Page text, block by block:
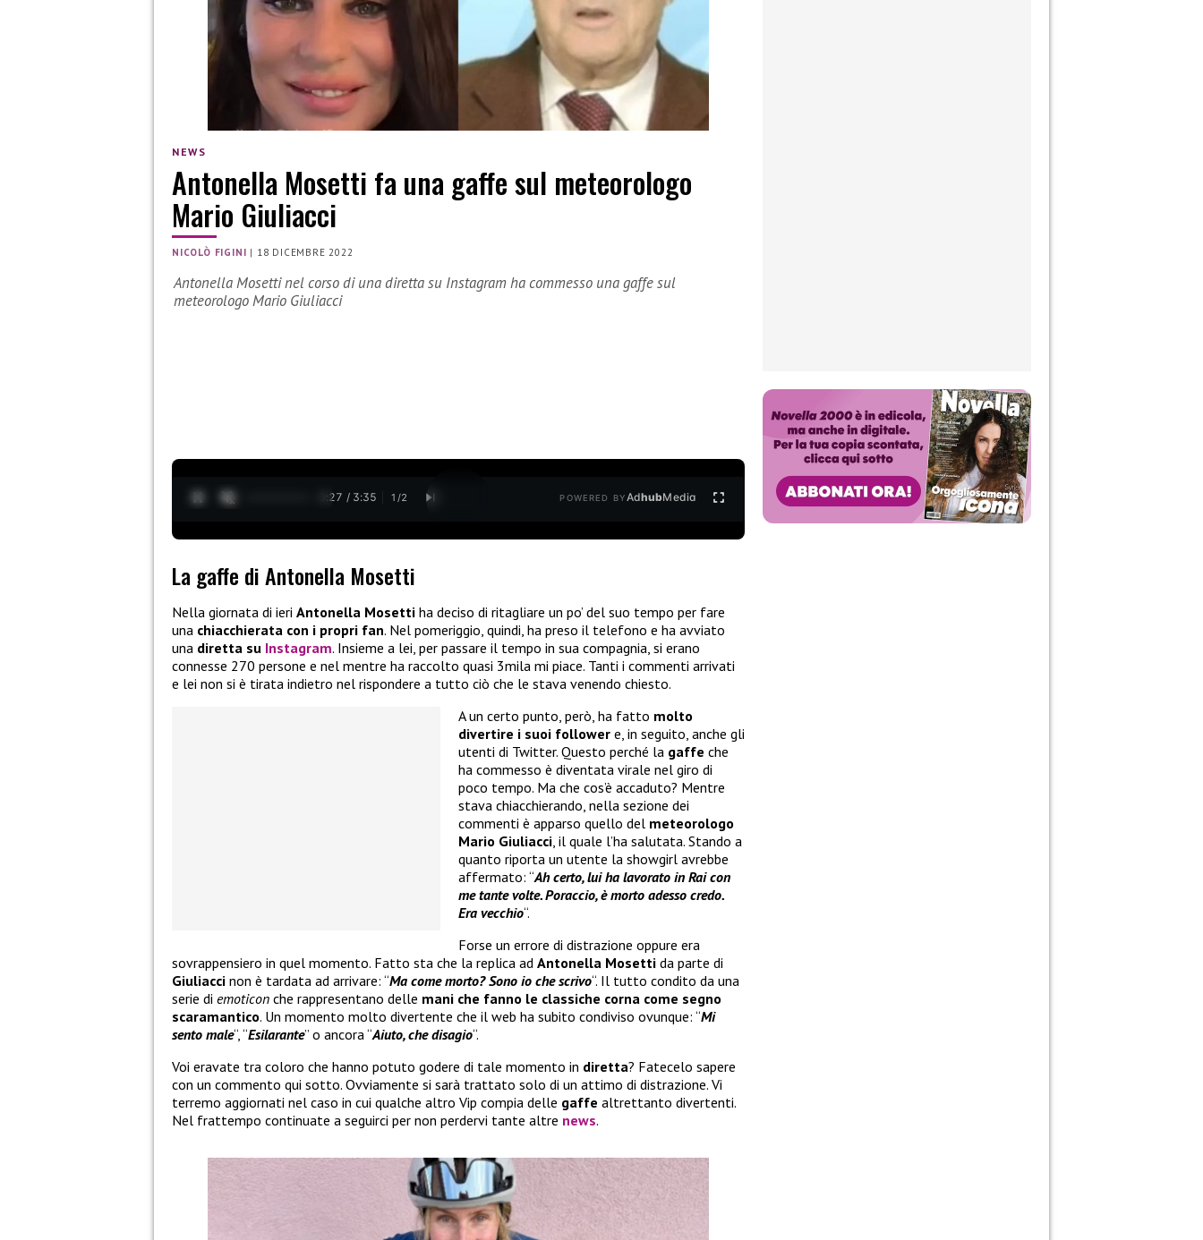
NEWS
Antonella Mosetti fa una gaffe sul meteorologo
Mario Giuliacci
NICOLÒ FIGINI | 18 DICEMBRE 2022
Antonella Mosetti nel corso di una diretta su Instagram ha commesso una gaffe sul
meteorologo Mario Giuliacci
0:28 / 3:35 1 /2 POWERED BYAdhubMedia
La gaffe di Antonella Mosetti
Nella giornata di ieri Antonella Mosetti ha deciso di ritagliare un po’ del suo tempo per fare
una chiacchierata con i propri fan. Nel pomeriggio, quindi, ha preso il telefono e ha avviato
una diretta su Instagram. Insieme a lei, per passare il tempo in sua compagnia, si erano
connesse 270 persone e nel mentre ha raccolto quasi 3mila mi piace. Tanti i commenti arrivati
e lei non si è tirata indietro nel rispondere a tutto ciò che le stava venendo chiesto.
A un certo punto, però, ha fatto molto
divertire i suoi follower e, in seguito, anche gli
utenti di Twitter. Questo perché la gaffe che
ha commesso è diventata virale nel giro di
poco tempo. Ma che cos’è accaduto? Mentre
stava chiacchierando, nella sezione dei
commenti è apparso quello del meteorologo
Mario Giuliacci, il quale l’ha salutata. Stando a
quanto riporta un utente la showgirl avrebbe
affermato: “Ah certo, lui ha lavorato in Rai con
me tante volte. Poraccio, è morto adesso credo.
Era vecchio“.
Forse un errore di distrazione oppure era
sovrappensiero in quel momento. Fatto sta che la replica ad Antonella Mosetti da parte di
Giuliacci non è tardata ad arrivare: “Ma come morto? Sono io che scrivo“. Il tutto condito da una
serie di emoticon che rappresentano delle mani che fanno le classiche corna come segno
scaramantico. Un momento molto divertente che il web ha subito condiviso ovunque: “Mi
sento male“, “Esilarante” o ancora “Aiuto, che disagio“.
Voi eravate tra coloro che hanno potuto godere di tale momento in diretta? Fatecelo sapere
con un commento qui sotto. Ovviamente si sarà trattato solo di un attimo di distrazione. Vi
terremo aggiornati nel caso in cui qualche altro Vip compia delle gaffe altrettanto divertenti.
Nel frattempo continuate a seguirci per non perdervi tante altre news.